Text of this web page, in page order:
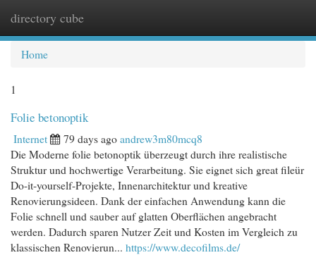
directory cube
Home
1
Folie betonoptik
Internet 79 days agoandrew3m80mcq8
Die Moderne folie betonoptik überzeugt durch ihre realistische
Struktur und hochwertige Verarbeitung. Sie eignet sich great fileür
Do-it-yourself-Projekte, Innenarchitektur und kreative
Renovierungsideen. Dank der einfachen Anwendung kann die
Folie schnell und sauber auf glatten Oberflächen angebracht
werden. Dadurch sparen Nutzer Zeit und Kosten im Vergleich zu
klassischen Renovierun... https://www.decofilms.de/